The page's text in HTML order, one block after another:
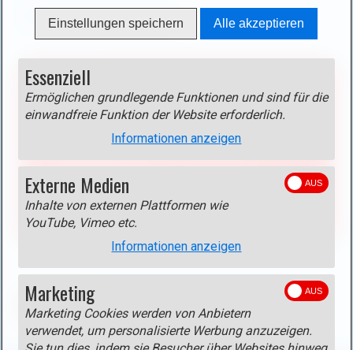
Rundwanderung Hesperange
Blockierter Inhalt!
Aktivieren Sie das CookieExterne Medien >
Google Mapsum diesen Inhalt anzuzeigen!
Anbieter: Google
Beschreibung:Karten von Google Maps.
Datenschutzerklärung
Cookie aktivieren
ZURÜCK
Einstellungen speichern Alle akzeptieren
Essenziell
Ermöglichen grundlegende Funktionen und sind für die
einwandfreie Funktion der Website erforderlich.
Informationen anzeigen
Externe Medien
Inhalte von externen Plattformen wie
YouTube, Vimeo etc.
Informationen anzeigen
Marketing
Marketing Cookies werden von Anbietern
verwendet, um personalisierte Werbung anzuzeigen.